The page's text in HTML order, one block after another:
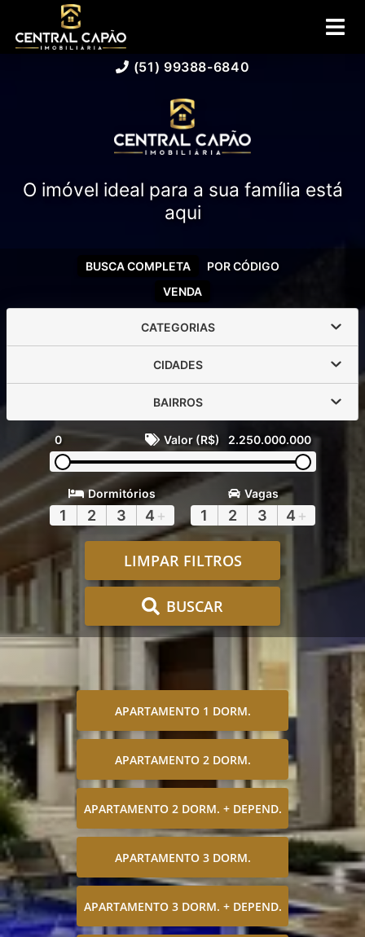
(51) 99388-6840
O imóvel ideal para a sua família está
aqui
VENDA
BUSCA COMPLETA POR CÓDIGO
CATEGORIAS
CIDADES
BAIRROS
0 Valor (R$) 2.250.000.000
Dormitórios
1 2 3 4 +
Vagas
1 2 3 4 +
LIMPAR FILTROS
BUSCAR
APARTAMENTO 1 DORM.
APARTAMENTO 2 DORM.
APARTAMENTO 2 DORM. + DEPEND.
APARTAMENTO 3 DORM.
APARTAMENTO 3 DORM. + DEPEND.